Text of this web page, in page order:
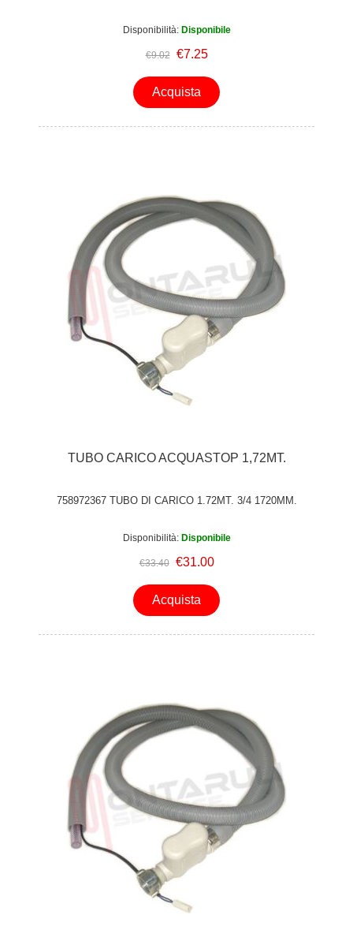
Disponibilità: Disponibile
€9.02 €7.25
Acquista
TUBO CARICO ACQUASTOP 1,72MT.
758972367 TUBO DI CARICO 1.72MT. 3/4 1720MM.
Disponibilità: Disponibile
€33.40 €31.00
Acquista